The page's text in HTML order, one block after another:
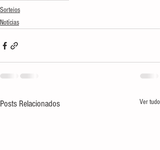
Sorteios
Notícias
Posts Relacionados Ver tudo